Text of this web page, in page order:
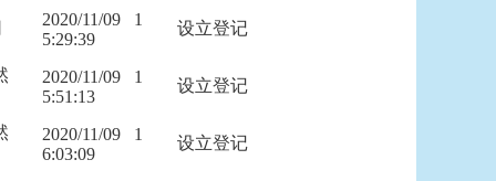
2020/11/09   1
5:29:39
设立登记
2020/11/09   1
5:51:13
设立登记
2020/11/09   1
6:03:09
设立登记